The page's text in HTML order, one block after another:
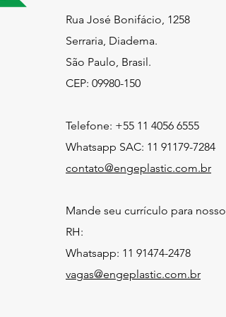
Rua José Bonifácio, 1258
Serraria, Diadema.
São Paulo, Brasil.
CEP: 09980-150
Telefone: +55 11 4056 6555
Whatsapp SAC: 11 91179-7284
contato@engeplastic.com.br
Mande seu currículo para nosso
RH:
Whatsapp: 11 91474-2478
vagas@engeplastic.com.br